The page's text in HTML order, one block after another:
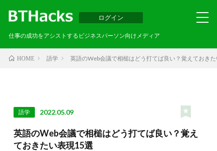
ログイン
仕事の成功をアシストするビジネスパーソン向けメディア
HOME 語学 英語のWeb会議で相槌はどう打てば良い？覚えておき
語学 2022.05.09
英語のWeb会議で相槌はどう打てば良い？覚え
ておきたい表現15選